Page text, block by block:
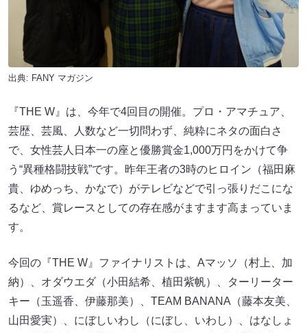
出典: FANY マガジン
『THE W』は、今年で4回目の開催。プロ・アマチュア、
芸歴、芸風、人数など一切問わず、純粋にネタの面白さ
で、女性芸人日本一の座と優勝賞金1,000万円をかけて争
う“異種格闘技戦”です。昨年王者の3時のヒロイン（福田麻
貴、ゆめっち、かなで）がテレビなどで引っ張りだこにな
るなど、賞レースとしての存在感がますます高まっていま
す。
今回の『THE W』ファイナリストは、Aマッソ（村上、加
納）、オダウエダ（小田結希、植田紫帆）、ターリーター
キー（玉遥香、伊藤那美）、TEAM BANANA（藤本友美、
山田愛実）、にぼしいわし（にぼし、いわし）、はなしょ